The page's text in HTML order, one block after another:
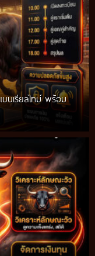
บเรียลไทม์ พร้อม